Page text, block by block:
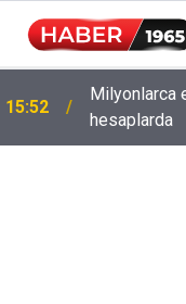
15:52
Milyonlarca
hesaplarda